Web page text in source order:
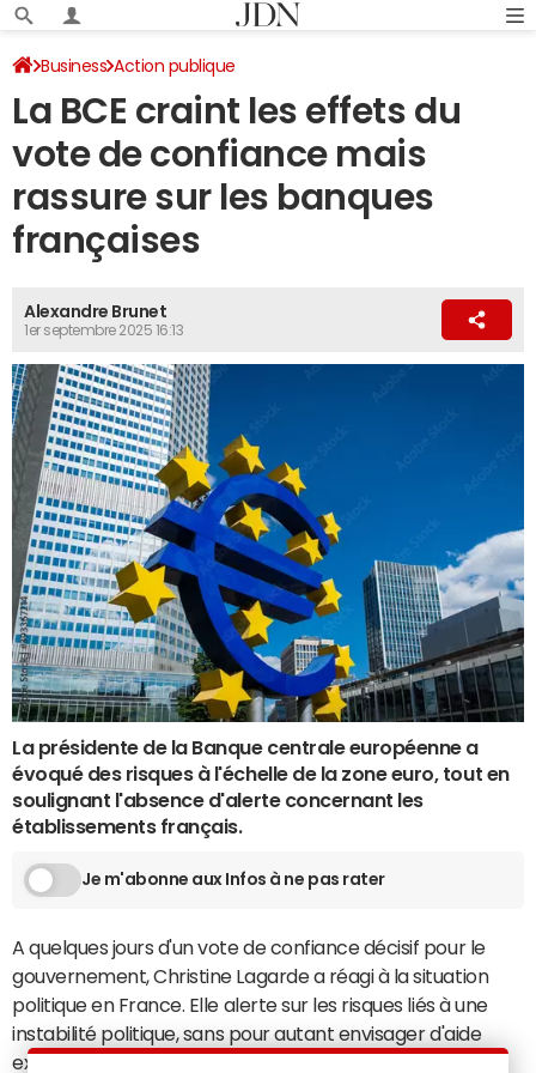
Business Action publique
La BCE craint les effets du
vote de confiance mais
rassure sur les banques
françaises
Alexandre Brunet
1er septembre 2025 16:13
La présidente de la Banque centrale européenne a
évoqué des risques à l'échelle de la zone euro, tout en
soulignant l'absence d'alerte concernant les
établissements français.
Je m'abonne aux Infos à ne pas rater
A quelques jours d'un vote de confiance décisif pour le
gouvernement, Christine Lagarde a réagi à la situation
politique en France. Elle alerte sur les risques liés à une
instabilité politique, sans pour autant envisager d'aide
extérieure. La BCE se veut rassurante sur la solidité du